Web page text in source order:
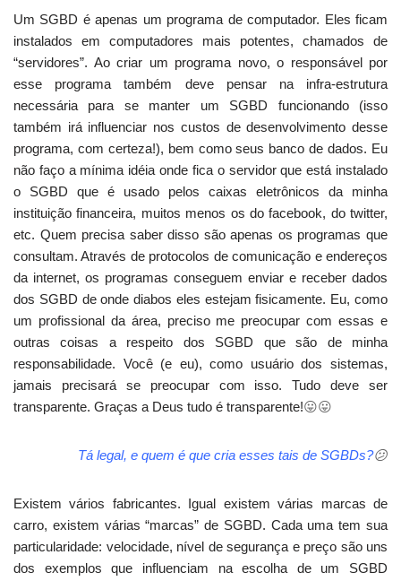
Um SGBD é apenas um programa de computador. Eles ficam
instalados em computadores mais potentes, chamados de
“servidores”. Ao criar um programa novo, o responsável por
esse programa também deve pensar na infra-estrutura
necessária para se manter um SGBD funcionando (isso
também irá influenciar nos custos de desenvolvimento desse
programa, com certeza!), bem como seus banco de dados. Eu
não faço a mínima idéia onde fica o servidor que está instalado
o SGBD que é usado pelos caixas eletrônicos da minha
instituição financeira, muitos menos os do facebook, do twitter,
etc. Quem precisa saber disso são apenas os programas que
consultam. Através de protocolos de comunicação e endereços
da internet, os programas conseguem enviar e receber dados
dos SGBD de onde diabos eles estejam fisicamente. Eu, como
um profissional da área, preciso me preocupar com essas e
outras coisas a respeito dos SGBD que são de minha
responsabilidade. Você (e eu), como usuário dos sistemas,
jamais precisará se preocupar com isso. Tudo deve ser
transparente. Graças a Deus tudo é transparente!😛😛
Tá legal, e quem é que cria esses tais de SGBDs?😕
Existem vários fabricantes. Igual existem várias marcas de
carro, existem várias “marcas” de SGBD. Cada uma tem sua
particularidade: velocidade, nível de segurança e preço são uns
dos exemplos que influenciam na escolha de um SGBD